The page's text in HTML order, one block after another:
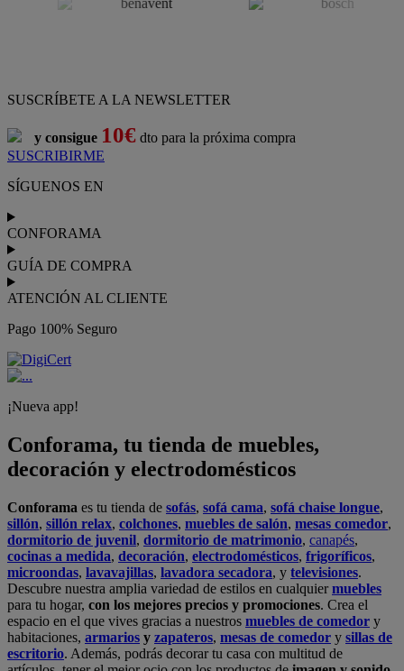
SUSCRÍBETE A LA NEWSLETTER
y consigue 10€ dto para la próxima compra
SUSCRIBIRME
SÍGUENOS EN
CONFORAMA
GUÍA DE COMPRA
ATENCIÓN AL CLIENTE
Pago 100% Seguro
¡Nueva app!
Conforama, tu tienda de muebles,
decoración y electrodomésticos
Conforama es tu tienda de sofás, sofá cama, sofá chaise longue,
sillón, sillón relax, colchones, muebles de salón, mesas comedor,
dormitorio de juvenil, dormitorio de matrimonio, canapés,
cocinas a medida, decoración, electrodomésticos, frigoríficos,
microondas, lavavajillas, lavadora secadora, y televisiones.
Descubre nuestra amplia variedad de estilos en cualquiermuebles
para tu hogar, con los mejores precios y promociones. Crea el
espacio en el que vives gracias a nuestros muebles de comedor y
habitaciones, armarios y zapateros, mesas de comedor y sillas de
escritorio. Además, podrás decorar tu casa con multitud de